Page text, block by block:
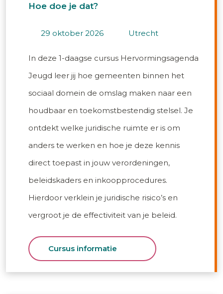
Hoe doe je dat?
29 oktober 2026 utrecht
In deze 1-daagse cursus Hervormingsagenda
Jeugd leer jij hoe gemeenten binnen het
sociaal domein de omslag maken naar een
houdbaar en toekomstbestendig stelsel. Je
ontdekt welke juridische ruimte er is om
anders te werken en hoe je deze kennis
direct toepast in jouw verordeningen,
beleidskaders en inkoopprocedures.
Hierdoor verklein je juridische risico’s en
vergroot je de effectiviteit van je beleid.
Cursus informatie